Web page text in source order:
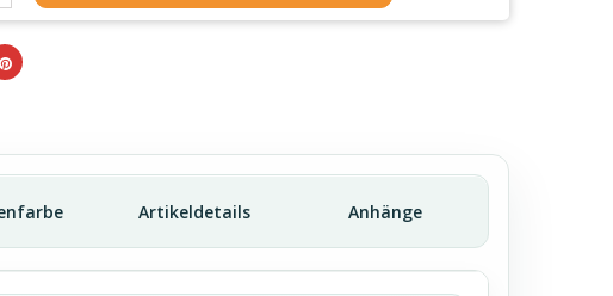
Artikeldetails Anhänge